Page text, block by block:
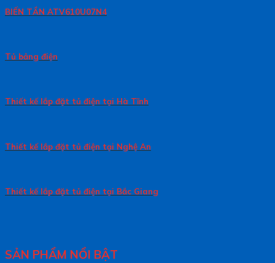
BIẾN TẦN ATV610U07N4
Tủ bảng điện
Thiết kế lắp đặt tủ điện tại Hà Tĩnh
Thiết kế lắp đặt tủ điện tại Nghệ An
Thiết kế lắp đặt tủ điện tại Bắc Giang
SẢN PHẨM NỔI BẬT